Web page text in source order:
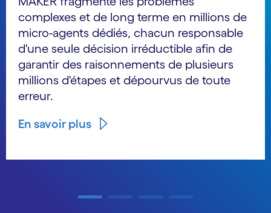
complexes et de long terme en millions de
micro-agents dédiés, chacun responsable
d'une seule décision irréductible afin de
garantir des raisonnements de plusieurs
millions d'étapes et dépourvus de toute
erreur.
En savoir plus